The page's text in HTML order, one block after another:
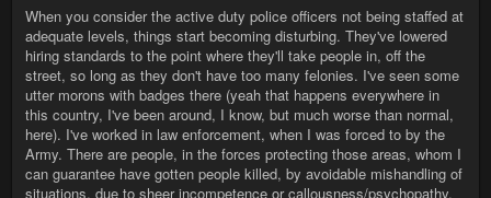
When you consider the active duty police officers not being staffed at
adequate levels, things start becoming disturbing. They've lowered
hiring standards to the point where they'll take people in, off the
street, so long as they don't have too many felonies. I've seen some
utter morons with badges there (yeah that happens everywhere in
this country, I've been around, I know, but much worse than normal,
here). I've worked in law enforcement, when I was forced to by the
Army. There are people, in the forces protecting those areas, whom I
can guarantee have gotten people killed, by avoidable mishandling of
situations, due to sheer incompetence or callousness/psychopathy.